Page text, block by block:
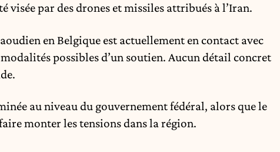
par des drones et missiles attribués à l’Iran.
en Belgique est actuellement en contact avec
possibles d’un soutien. Aucun détail concret
au niveau du gouvernement fédéral, alors que le
monter les tensions dans la région.